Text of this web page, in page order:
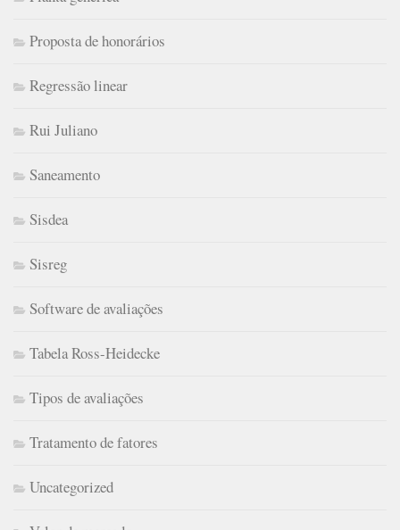
Proposta de honorários
Regressão linear
Rui Juliano
Saneamento
Sisdea
Sisreg
Software de avaliações
Tabela Ross-Heidecke
Tipos de avaliações
Tratamento de fatores
Uncategorized